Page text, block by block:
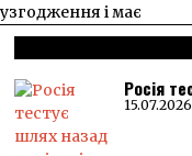
узгодження і має
Росія
15.07.2026